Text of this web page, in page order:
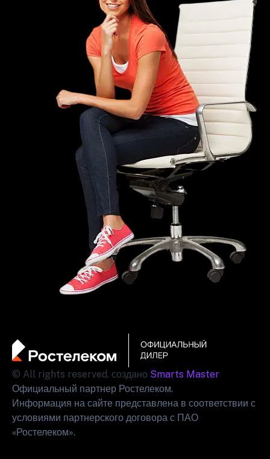
© All rights reserved. создано Smarts Master
Официальный партнер Ростелеком.
Информация на сайте представлена в соответствии с
условиями партнерского договора с ПАО
«Ростелеком».